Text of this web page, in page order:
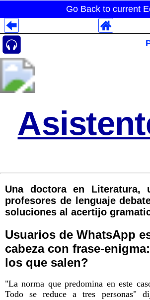
Go Back to current
Una doctora en Literatura,
profesores de lenguaje
soluciones al acertijo
Usuarios de WhatsApp
cabeza con frase-
los que salen?
"La norma que predomina en este
Todo se reduce a tres personas"
Despliegues Analytics
Despliegues Totales
Despliegues por Rubros